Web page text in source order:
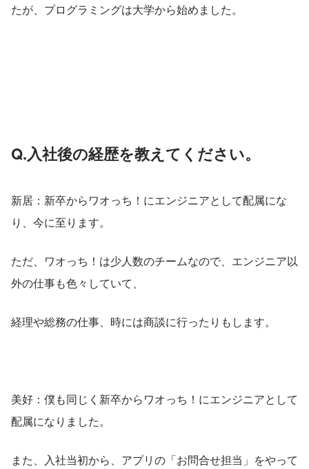
たが、プログラミングは大学から始めました。
Q.入社後の経歴を教えてください。
新居：新卒からワオっち！にエンジニアとして配属にな
り、今に至ります。
ただ、ワオっち！は少人数のチームなので、エンジニア以
外の仕事も色々していて、
経理や総務の仕事、時には商談に行ったりもします。
美好：僕も同じく新卒からワオっち！にエンジニアとして
配属になりました。
また、入社当初から、アプリの「お問合せ担当」をやって